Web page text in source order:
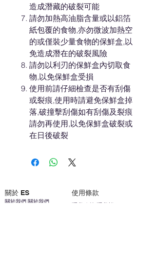
造成潛藏的破裂可能
請勿加熱高油脂含量或以鋁箔
紙包覆的食物,亦勿微波加熱空
的或僅裝少量食物的保鮮盒,以
免造成潛在的破裂風險
請勿以利刃的保鮮盒內切取食
物,以免保鮮盒受損
使用前請仔細檢查是否有刮傷
或裂痕,使用時請避免保鮮盒掉
落,破撞擊刮傷如有刮傷及裂痕
請勿再使用,以免保鮮盒破裂或
在日後破裂
關於 ES 使用條款
關於我們 關於我們